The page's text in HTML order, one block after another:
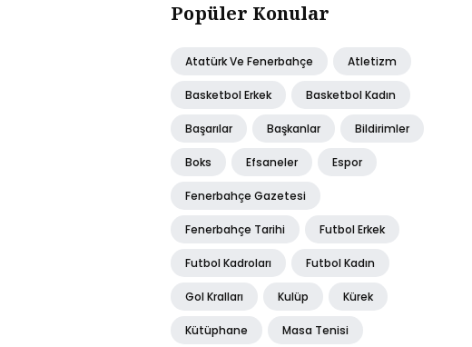
Popüler Konular
Atatürk Ve Fenerbahçe Atletizm
Basketbol Erkek Basketbol Kadın
Başarılar Başkanlar Bildirimler
Boks Efsaneler Espor
Fenerbahçe Gazetesi
Fenerbahçe Tarihi Futbol Erkek
Futbol Kadroları Futbol Kadın
Gol Kralları Kulüp Kürek
Kütüphane Masa Tenisi